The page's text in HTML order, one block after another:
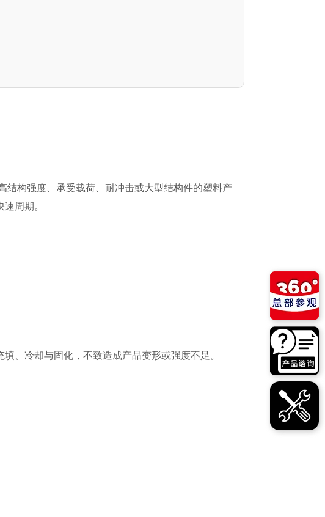
结构强度、承受载荷、耐冲击或大型结构件的塑料产
周期。
、冷却与固化，不致造成产品变形或强度不足。